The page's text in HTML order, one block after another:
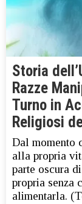
Storia
Razze
Turno in
Religiosi
Dal momento
alla propria
parte oscura
propria senza
alimentarla.